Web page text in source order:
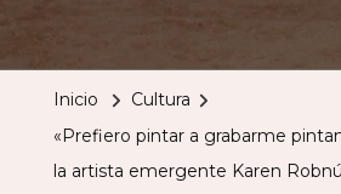
Inicio
Cultura
«Prefiero pintar a grabarme
la artista emergente Karen Robnú